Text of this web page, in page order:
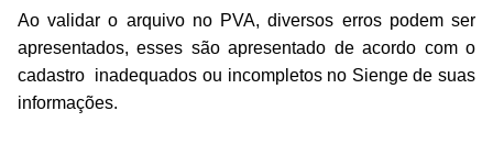
Ao validar o arquivo no PVA, diversos erros podem ser
apresentados, esses são apresentado de acordo com o
cadastro inadequados ou incompletos no Sienge de suas
informações.